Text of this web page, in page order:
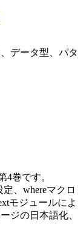
データ型、パタ
4巻です。
、whereマクロ
モジュールによ
ジの日本語化、